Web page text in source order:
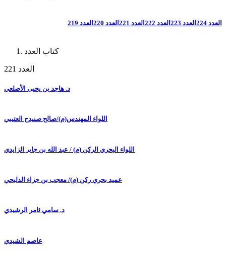
العدد 224 العدد 223 العدد 222 العدد 221 العدد 220 العدد 219
كتاب العدد
العدد 221
د. هاجد بن يحيى الأصلعي
اللواء المهندس(م)/صالح صنيدح العتيبي
اللواء البحري الركن (م) / عبد الله بن جابر الزايدي
عميد بحري ركن (م)/ معجب بن جزاء الدلبحي
د. سامي ثامر الرشيدي
عاصم الشيدي